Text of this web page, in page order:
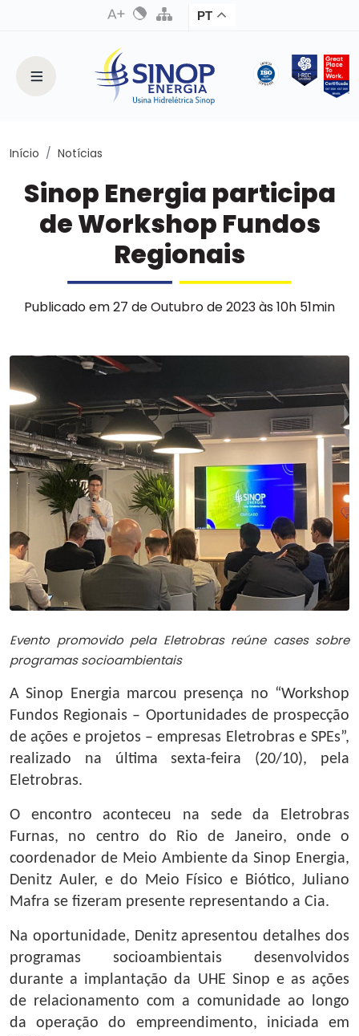
PT
Início Notícias
Sinop Energia participa
de Workshop Fundos
Regionais
Publicado em 27 de Outubro de 2023 às 10h 51min
Evento promovido pela Eletrobras reúne cases sobre
programas socioambientais
A Sinop Energia marcou presença no “Workshop
Fundos Regionais – Oportunidades de prospecção
de ações e projetos – empresas Eletrobras e SPEs”,
realizado na última sexta-feira (20/10), pela
Eletrobras.
O encontro aconteceu na sede da Eletrobras
Furnas, no centro do Rio de Janeiro, onde o
coordenador de Meio Ambiente da Sinop Energia,
Denitz Auler, e do Meio Físico e Biótico, Juliano
Mafra se fizeram presente representando a Cia.
Na oportunidade, Denitz apresentou detalhes dos
programas socioambientais desenvolvidos
durante a implantação da UHE Sinop e as ações
de relacionamento com a comunidade ao longo
da operação do empreendimento, iniciada em